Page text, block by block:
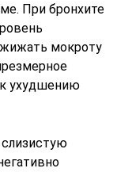
При бронхите
мокроту
ухудшению